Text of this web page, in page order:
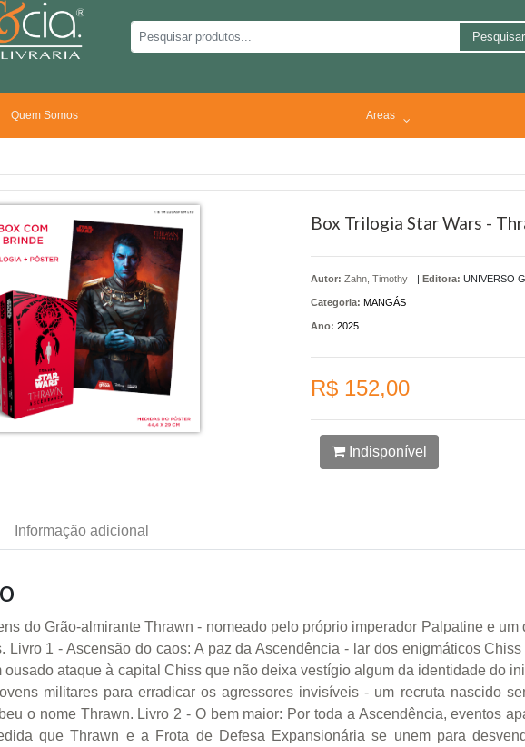
Pesquisar
Quem Somos Areas
Box Trilogia Star Wars -
Autor: Zahn, Timothy | Editora: UNIVERSO
Categoria: MANGÁS
Ano: 2025
R$ 152,00
Indisponível
Informação adicional
do Grão-almirante Thrawn - nomeado pelo próprio imperador Palpatine e
Livro 1 - Ascensão do caos: A paz da Ascendência - lar dos enigmáticos
ousado ataque à capital Chiss que não deixa vestígio algum da identidade do
militares para erradicar os agressores invisíveis - um recruta nascido
o nome Thrawn. Livro 2 - O bem maior: Por toda a Ascendência, eventos
que Thrawn e a Frota de Defesa Expansionária se unem para